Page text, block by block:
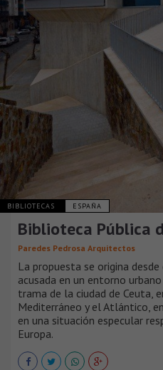
BIBLIOTECAS ESPAÑA
Biblioteca Pública
Paredes Pedrosa Arquitectos
La propuesta se origina
acusada en un entorno
trama de la ciudad de Ceuta,
Mediterráneo y el Atlántico,
en una situación especular
Europa.